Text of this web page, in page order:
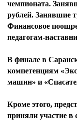
чемпионата.
рублей. Занявшие
Финансовое
педагогам-
В финале в
компетенциям
машин» и
Кроме этого,
приняли участие в